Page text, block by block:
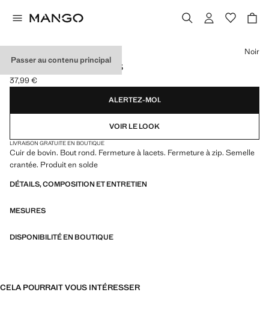
Passer au contenu principal
BOTTINES CUIR LACETS
Prix actuel [37,99 € ]
37,99 €
Choisissez une couleur
Noir
ALERTEZ-MOI.
VOIR LE LOOK
LIVRAISON GRATUITE EN BOUTIQUE
Cuir de bovin. Bout rond. Fermeture à lacets. Fermeture à zip. Semelle
crantée. Produit en solde
DÉTAILS, COMPOSITION ET ENTRETIEN
MESURES
DISPONIBILITÉ EN BOUTIQUE
CELA POURRAIT VOUS INTÉRESSER